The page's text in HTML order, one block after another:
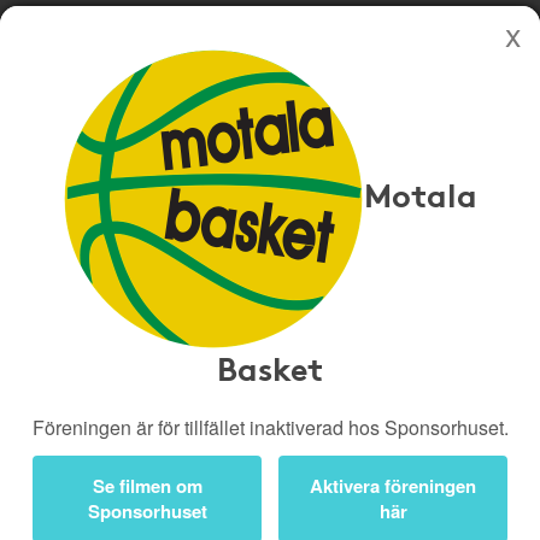
Köp genom denna sida stöttar Motala Basket
Butiker
Presentkort
Kampanjer
Bli medlem
Motala
Basket
Föreningen är för tillfället inaktiverad hos Sponsorhuset.
Se filmen om
Sponsorhuset
Aktivera föreningen
här
Ger 5%
Besök butik